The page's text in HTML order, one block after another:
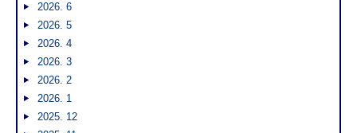
2026. 6
2026. 5
2026. 4
2026. 3
2026. 2
2026. 1
2025. 12